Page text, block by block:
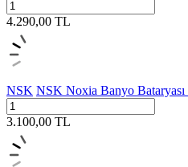
4.290,00 TL
NSK NSK Noxia Banyo
3.100,00 TL